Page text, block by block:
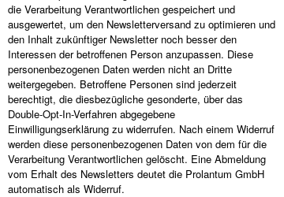
die Verarbeitung Verantwortlichen gespeichert und
ausgewertet, um den Newsletterversand zu optimieren und
den Inhalt zukünftiger Newsletter noch besser den
Interessen der betroffenen Person anzupassen. Diese
personenbezogenen Daten werden nicht an Dritte
weitergegeben. Betroffene Personen sind jederzeit
berechtigt, die diesbezügliche gesonderte, über das
Double-Opt-In-Verfahren abgegebene
Einwilligungserklärung zu widerrufen. Nach einem Widerruf
werden diese personenbezogenen Daten von dem für die
Verarbeitung Verantwortlichen gelöscht. Eine Abmeldung
vom Erhalt des Newsletters deutet die Prolantum GmbH
automatisch als Widerruf.